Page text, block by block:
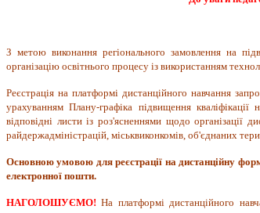
З метою виконання регіонального замовлення на
організацію освітнього процесу із використанням
Реєстрація на платформі дистанційного навчання
урахуванням Плану-графіка підвищення
відповідні листи із роз'ясненнями щодо організації
райдержадміністрацій, міськвиконкомів, об'єднаних
Основною умовою для реєстрації на дистанційну
електронної пошти.
НАГОЛОШУЄМО! На платформі дистанційного